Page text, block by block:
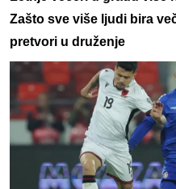
Zašto sve više ljudi bira
pretvori u druženje